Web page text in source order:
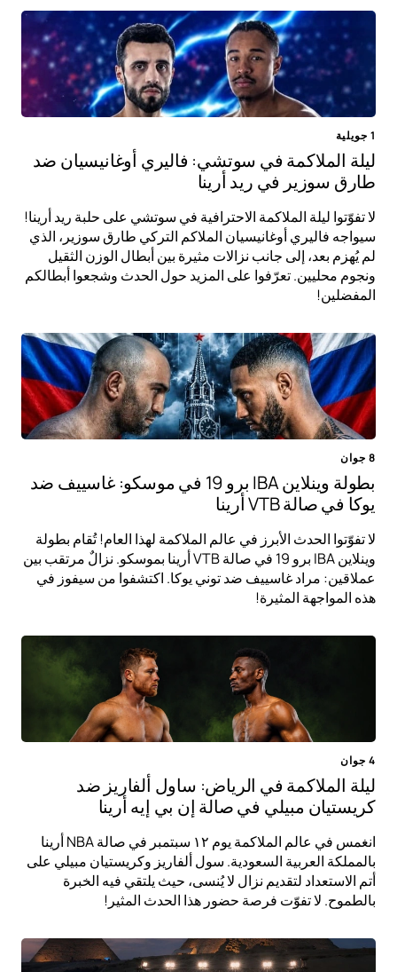
1 جويلية
ليلة الملاكمة في سوتشي: فاليري أوغانيسيان ضد
طارق سوزير في ريد أرينا
لا تفوّتوا ليلة الملاكمة الاحترافية في سوتشي على حلبة ريد أرينا!
سيواجه فاليري أوغانيسيان الملاكم التركي طارق سوزير، الذي
لم يُهزم بعد، إلى جانب نزالات مثيرة بين أبطال الوزن الثقيل
ونجوم محليين. تعرّفوا على المزيد حول الحدث وشجعوا أبطالكم
المفضلين!
8 جوان
بطولة وينلاين IBA برو 19 في موسكو: غاسييف ضد
يوكا في صالة VTB أرينا
لا تفوّتوا الحدث الأبرز في عالم الملاكمة لهذا العام! تُقام بطولة
وينلاين IBA برو 19 في صالة VTB أرينا بموسكو. نزالٌ مرتقب بين
عملاقين: مراد غاسييف ضد توني يوكا. اكتشفوا من سيفوز في
هذه المواجهة المثيرة!
4 جوان
ليلة الملاكمة في الرياض: ساول ألفاريز ضد
كريستيان مبيلي في صالة إن بي إيه أرينا
انغمس في عالم الملاكمة يوم ١٢ سبتمبر في صالة NBA أرينا
بالمملكة العربية السعودية. سول ألفاريز وكريستيان مبيلي على
أتم الاستعداد لتقديم نزال لا يُنسى، حيث يلتقي فيه الخبرة
بالطموح. لا تفوّت فرصة حضور هذا الحدث المثير!